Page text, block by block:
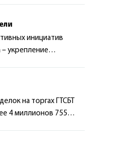
инициатив
– укрепление
на торгах ГТСБТ
4 миллионов 755